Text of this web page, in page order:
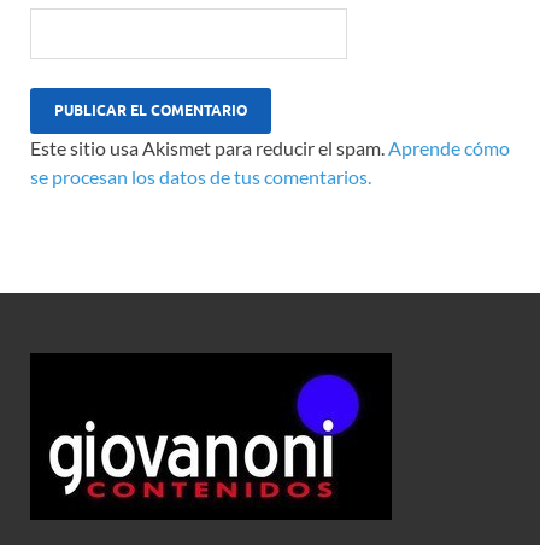
Este sitio usa Akismet para reducir el spam. Aprende cómo
se procesan los datos de tus comentarios.